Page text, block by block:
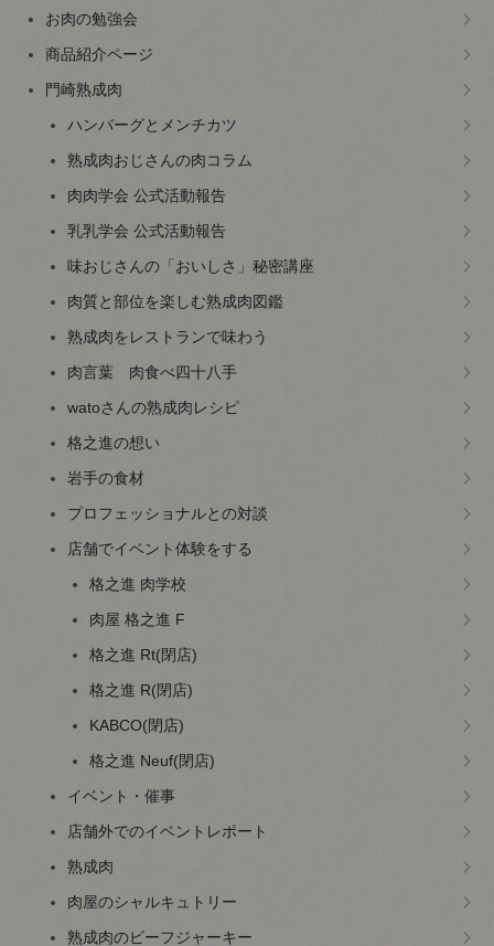
お肉の勉強会
商品紹介ページ
門崎熟成肉
ハンバーグとメンチカツ
熟成肉おじさんの肉コラム
肉肉学会 公式活動報告
乳乳学会 公式活動報告
味おじさんの「おいしさ」秘密講座
肉質と部位を楽しむ熟成肉図鑑
熟成肉をレストランで味わう
肉言葉 肉食べ四十八手
watoさんの熟成肉レシピ
格之進の想い
岩手の食材
プロフェッショナルとの対談
店舗でイベント体験をする
格之進 肉学校
肉屋 格之進 F
格之進 Rt(閉店)
格之進 R(閉店)
KABCO(閉店)
格之進 Neuf(閉店)
イベント・催事
店舗外でのイベントレポート
熟成肉
肉屋のシャルキュトリー
熟成肉のビーフジャーキー